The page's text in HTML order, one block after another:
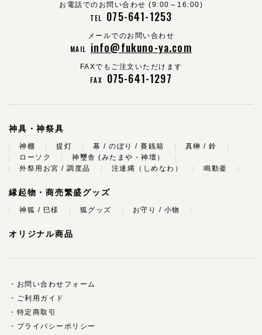
お電話でのお問い合わせ (9:00～16:00)
TEL 075-641-1253
メールでのお問い合わせ
MAIL info@fukuno-ya.com
FAXでもご注文いただけます
FAX 075-641-1297
神具・神祭具
神棚 提灯 幕 / のぼり / 賽銭箱
真榊 / 鈴
ローソク
神璽舎 (みたまや・神壇）
外祭用お宮 / 調度品
注連縄（しめなわ） 鳴動釜
縁起物・商売繁盛グッズ
神狐 / 巳様 狐グッズ お守り / 小物
オリジナル商品
お問い合わせフォーム
ご利用ガイド
特定商取引
プライバシーポリシー